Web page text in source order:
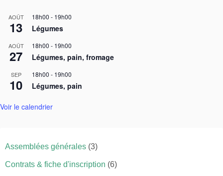
AOÛT
13
18h00 - 19h00
Légumes
AOÛT
27
18h00 - 19h00
Légumes, pain, fromage
SEP
10
18h00 - 19h00
Légumes, pain
Voir le calendrier
Assemblées générales (3)
Contrats & fiche d'inscription (6)